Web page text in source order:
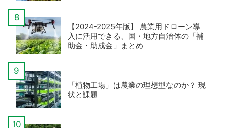
【2024-2025年版】 農業用ドローン導
入に活用できる、国・地方自治体の「補
助金・助成金」まとめ
「植物工場」は農業の理想型なのか？ 現
状と課題